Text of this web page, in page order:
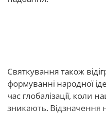
Святкування також
формуванні народної
час глобалізації, коли
зникають. Відзначення